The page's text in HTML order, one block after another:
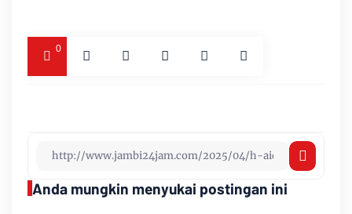
0
Anda mungkin menyukai postingan ini